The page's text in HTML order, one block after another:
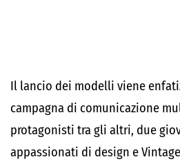
Il lancio dei modelli viene
campagna di comunicazione
protagonisti tra gli altri, due
appassionati di design e